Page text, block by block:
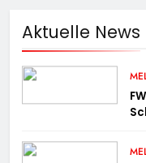
Aktuelle News